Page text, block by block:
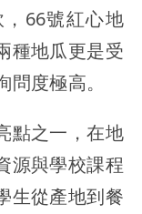
66號紅心地
種地瓜更是受
度極高。
點之一，在地
源與學校課程
生從產地到餐